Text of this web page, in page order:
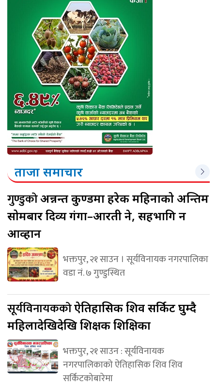
ताजा समाचार
गुण्डुकोअन्नन्त कुण्डमा हरेक महिनाको अन्तिम
सोमबार दिव्य गंगा–आरती हुने, सहभागि हुन
आव्हान
भक्तपुर, २१ साउन । सूर्यविनायक नगरपालिका
वडा नं. ७ गुण्डुस्थित
सूर्यविनायककोऐतिहासिक शिव सर्किट घुम्दै
महिलादेखिदेखि शिक्षक शिक्षिका
भक्तपुर, २१ साउन : सूर्यविनायक
नगरपालिकाको ऐतिहासिक शिव शिव
सर्किटकोबारेमा